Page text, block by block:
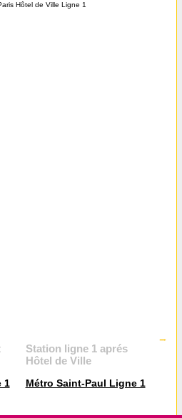
Hôtel de Ville Ligne 1
1
Station ligne 1 aprés
Hôtel de Ville
Métro Saint-Paul Ligne 1